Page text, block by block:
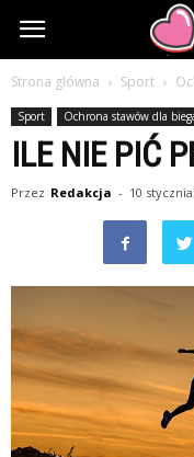
Lov3.pl
Strona główna Sport
Sport Ochrona stawów dla
ILE NIE PIĆ
Przez Redakcja - 10